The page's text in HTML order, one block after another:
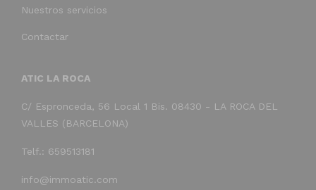
Nuestros servicios
Contactar
ATIC LA ROCA
C/ Espronceda, 56 Local 1 Bis. 08430 - LA ROCA DEL
VALLES (BARCELONA)
Telf.: 659513181
info@immoatic.com